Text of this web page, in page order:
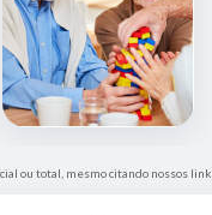
ou total, mesmo citando nossos